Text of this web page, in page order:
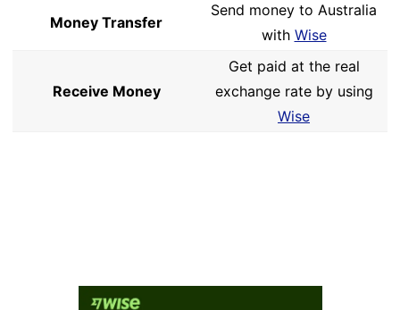
Money Transfer
Send money to Australia
with Wise
Receive Money
Get paid at the real
exchange rate by using
Wise